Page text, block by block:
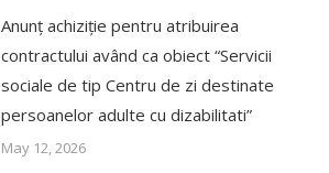
Anunț achiziție pentru atribuirea
contractului având ca obiect “Servicii
sociale de tip Centru de zi destinate
persoanelor adulte cu dizabilitati”
May 12, 2026